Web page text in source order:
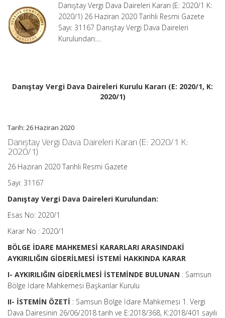
2020/1)
Ortalama
Okuma
Süresi:
7
Danıştay Vergi Dava Daireleri Kararı (E: 2020/1 K:
2020/1) 26 Haziran 2020 Tarihli Resmi Gazete
Sayı: 31167 Danıştay Vergi Dava Daireleri
Kurulundan:…
Danıştay Vergi Dava Daireleri Kurulu Kararı (E: 2020/1, K:
2020/1)
Tarih: 26 Haziran 2020
Danıştay Vergi Dava Daireleri Kararı (E: 2020/1 K:
2020/1)
26 Haziran 2020 Tarihli Resmi Gazete
Sayı: 31167
Danıştay Vergi Dava Daireleri Kurulundan:
Esas No: 2020/1
Karar No : 2020/1
BÖLGE İDARE MAHKEMESİ KARARLARI ARASINDAKİ
AYKIRILIĞIN GİDERİLMESİ İSTEMİ HAKKINDA KARAR
I- AYKIRILIĞIN GİDERİLMESİ İSTEMİNDE BULUNAN : Samsun
Bölge İdare Mahkemesi Başkanlar Kurulu
II- İSTEMİN ÖZETİ : Samsun Bölge İdare Mahkemesi 1. Vergi
Dava Dairesinin 26/06/2018 tarih ve E:2018/368, K:2018/401 sayılı